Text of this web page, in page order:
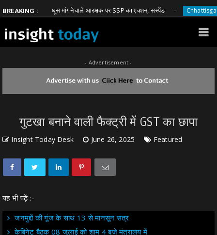
BREAKING :घूस मांगने वाले आरक्षक पर SSP का एक्शन, सस्पेंड Chhattisgarh
- Advertisement -
गुटखा बनाने वाली फैक्ट्री में GST का छापा
Insight Today Desk June 26, 2025 Featured
यह भी पढ़ें :-
जनमुद्दों की गूंज के साथ 13 से मानसून सत्र
केबिनेट बैठक 08 जुलाई को शाम 4 बजे मंत्रालय में